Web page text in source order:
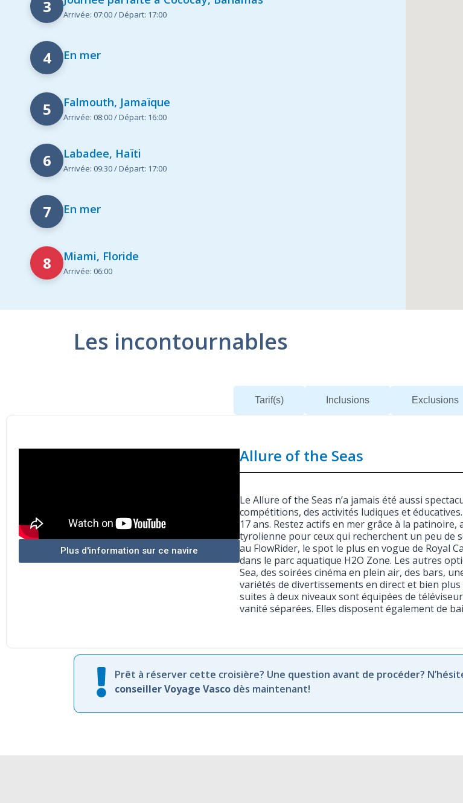
3 Arrivée: 07:00 / Départ: 17:00
4 En mer
5 Falmouth, Jamaïque
Arrivée: 08:00 / Départ: 16:00
6 Labadee, Haïti
Arrivée: 09:30 / Départ: 17:00
7 En mer
8 Miami, Floride
Arrivée: 06:00
Les incontournables
Tarif(s) Inclusions Exclusions
Plus d'information sur ce navire
Allure of the Seas
Le Allure of the Seas n’a jamais été aussi
compétitions, des activités ludiques et
17 ans. Restez actifs en mer grâce à la
tyrolienne pour ceux qui recherchent un peu de
au FlowRider, le spot le plus en vogue de Royal
dans le parc aquatique H2O Zone. Les autres
Sea, des soirées cinéma en plein air, des bars,
variétés de divertissements en direct et bien
suites à deux niveaux sont équipées de
vanité séparées. Elles disposent également de
Prêt à réserver cette croisière? Une question avant de procéder?
conseiller Voyage Vasco dès maintenant!